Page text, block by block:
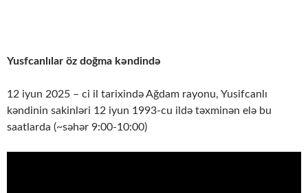
Yusfcanlılar öz doğma kəndində
12 iyun 2025 – ci il tarixində Ağdam rayonu, Yusifcanlı
kəndinin sakinləri 12 iyun 1993-cu ildə təxminən elə bu
saatlarda (~səhər 9:00-10:00)